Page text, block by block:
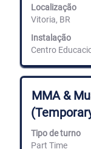
Localização
Vitoria, BR
Instalação
Centro
informação
de
Título
MMA &
Tipo de turno
Part Time
Selecione
com
a
de
espaços